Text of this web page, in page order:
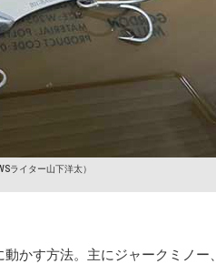
ライター山下洋太）
かす方法。主にジャークミノー